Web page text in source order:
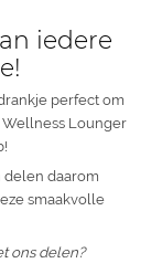
iedere
perfect om
Wellness Lounger
delen daarom
smaakvolle
ons delen?